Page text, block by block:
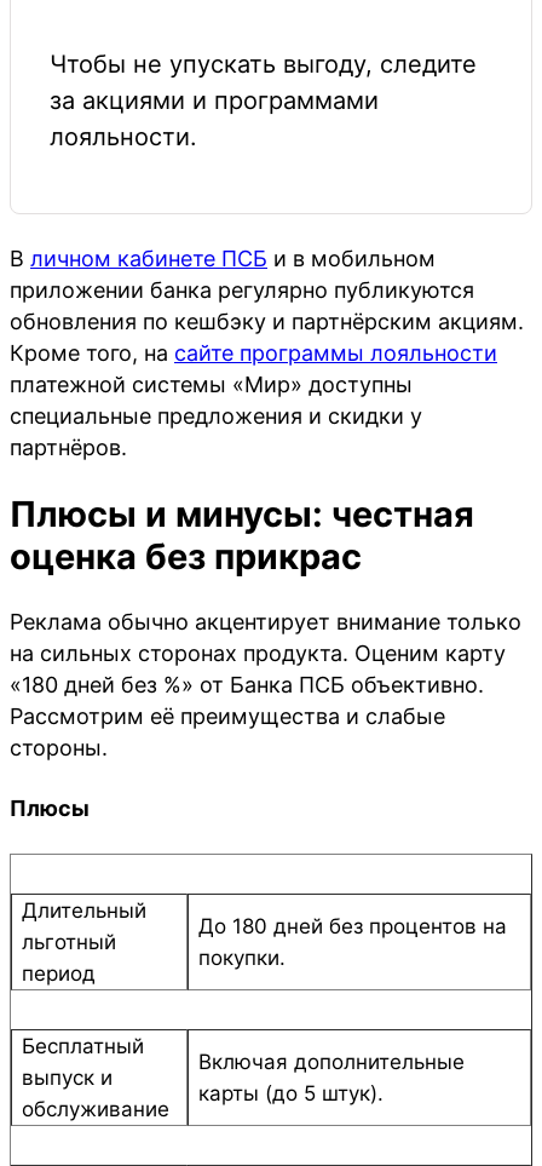
Чтобы не упускать выгоду, следите
за акциями и программами
лояльности.
В личном кабинете ПСБ и в мобильном
приложении банка регулярно публикуются
обновления по кешбэку и партнёрским акциям.
Кроме того, на сайте программы лояльности
платежной системы «Мир» доступны
специальные предложения и скидки у
партнёров.
Плюсы и минусы: честная
оценка без прикрас
Реклама обычно акцентирует внимание только
на сильных сторонах продукта. Оценим карту
«180 дней без %» от Банка ПСБ объективно.
Рассмотрим её преимущества и слабые
стороны.
Плюсы
Длительный
льготный
период
До 180 дней без процентов на
покупки.
Бесплатный
выпуск и
обслуживание
Включая дополнительные
карты (до 5 штук).